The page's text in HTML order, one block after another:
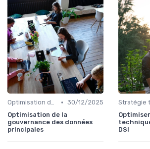
Optimisation des coûts • 30/12/2025
Optimisation de la
gouvernance des données
principales
DSI